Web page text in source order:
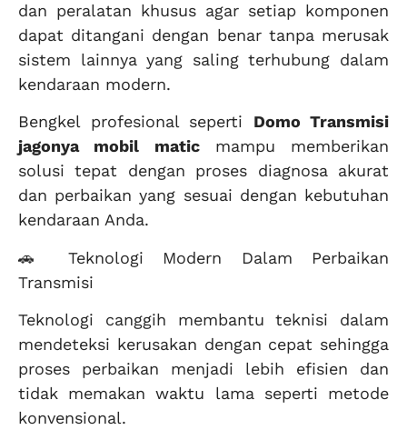
dan peralatan khusus agar setiap komponen
dapat ditangani dengan benar tanpa merusak
sistem lainnya yang saling terhubung dalam
kendaraan modern.
Bengkel profesional seperti Domo Transmisi
jagonya mobil maticmampu memberikan
solusi tepat dengan proses diagnosa akurat
dan perbaikan yang sesuai dengan kebutuhan
kendaraan Anda.
🚗 Teknologi Modern Dalam Perbaikan
Transmisi
Teknologi canggih membantu teknisi dalam
mendeteksi kerusakan dengan cepat sehingga
proses perbaikan menjadi lebih efisien dan
tidak memakan waktu lama seperti metode
konvensional.